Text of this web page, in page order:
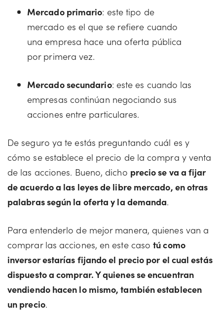
Mercado primario: este tipo de
mercado es el que se refiere cuando
una empresa hace una oferta pública
por primera vez.
Mercado secundario: este es cuando las
empresas continúan negociando sus
acciones entre particulares.
De seguro ya te estás preguntando cuál es y
cómo se establece el precio de la compra y venta
de las acciones. Bueno, dicho precio se va a fijar
de acuerdo a las leyes de libre mercado, en otras
palabras según la oferta y la demanda.
Para entenderlo de mejor manera, quienes van a
comprar las acciones, en este casotú como
inversor estarías fijando el precio por el cual estás
dispuesto a comprar. Y quienes se encuentran
vendiendo hacen lo mismo, también establecen
un precio.